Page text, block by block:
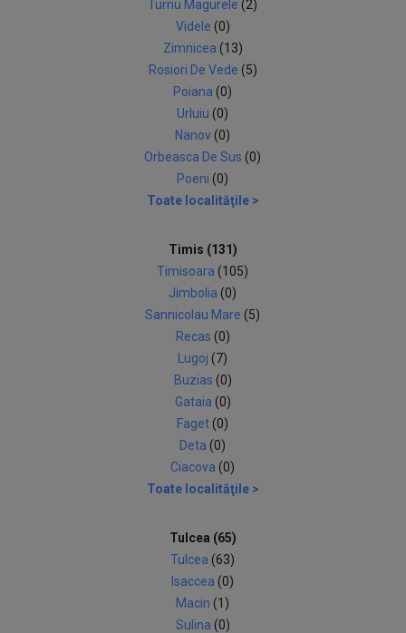
Turnu Magurele (2)
Videle (0)
Zimnicea (13)
Rosiori De Vede (5)
Poiana (0)
Urluiu (0)
Nanov (0)
Orbeasca De Sus (0)
Poeni (0)
Toate localităţile >
Timis (131)
Timisoara (105)
Jimbolia (0)
Sannicolau Mare (5)
Recas (0)
Lugoj (7)
Buzias (0)
Gataia (0)
Faget (0)
Deta (0)
Ciacova (0)
Toate localităţile >
Tulcea (65)
Tulcea (63)
Isaccea (0)
Macin (1)
Sulina (0)